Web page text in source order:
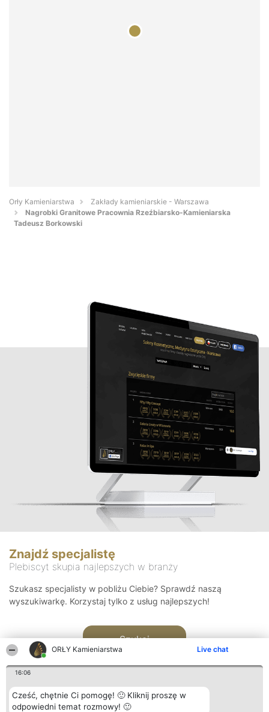
ORŁY Kamieniarstwa Live chat
16:06
Cześć, chętnie Ci pomogę! 🙂 Kliknij proszę w
odpowiedni temat rozmowy! 🙂
Orły Kamieniarstwa
Zakłady kamieniarskie - Warszawa
Nagrobki Granitowe Pracownia Rzeźbiarsko-Kamieniarska
Tadeusz Borkowski
Znajdź specjalistę
Plebiscyt skupia najlepszych w branży
Szukasz specjalisty w pobliżu Ciebie? Sprawdź naszą
wyszukiwarkę. Korzystaj tylko z usług najlepszych!
Szukaj